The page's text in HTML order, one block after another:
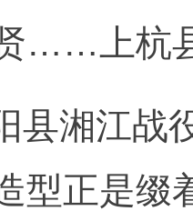
……上杭
县湘江战
型正是缀